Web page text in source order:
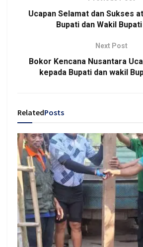
Ucapan Selamat dan Sukses
Bupati dan Wakil
Next Post
Bokor Kencana Nusantara
kepada Bupati dan wakil
RelatedPosts